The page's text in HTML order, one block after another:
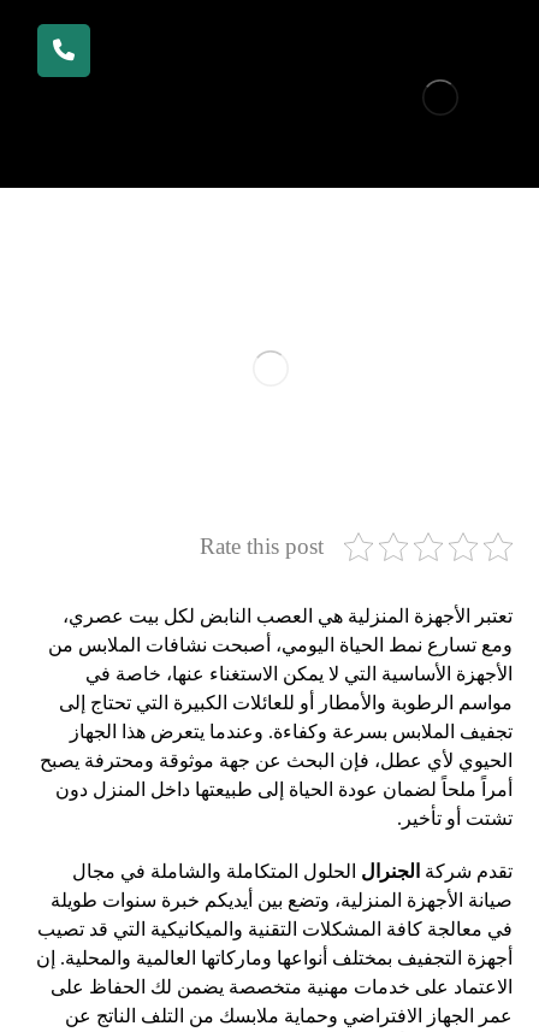
Rate this post
تعتبر الأجهزة المنزلية هي العصب النابض لكل بيت عصري،
ومع تسارع نمط الحياة اليومي، أصبحت نشافات الملابس من
الأجهزة الأساسية التي لا يمكن الاستغناء عنها، خاصة في
مواسم الرطوبة والأمطار أو للعائلات الكبيرة التي تحتاج إلى
تجفيف الملابس بسرعة وكفاءة. وعندما يتعرض هذا الجهاز
الحيوي لأي عطل، فإن البحث عن جهة موثوقة ومحترفة يصبح
أمراً ملحاً لضمان عودة الحياة إلى طبيعتها داخل المنزل دون
تشتت أو تأخير.
تقدم شركة الجنرال الحلول المتكاملة والشاملة في مجال
صيانة الأجهزة المنزلية، وتضع بين أيديكم خبرة سنوات طويلة
في معالجة كافة المشكلات التقنية والميكانيكية التي قد تصيب
أجهزة التجفيف بمختلف أنواعها وماركاتها العالمية والمحلية. إن
الاعتماد على خدمات مهنية متخصصة يضمن لك الحفاظ على
عمر الجهاز الافتراضي وحماية ملابسك من التلف الناتج عن